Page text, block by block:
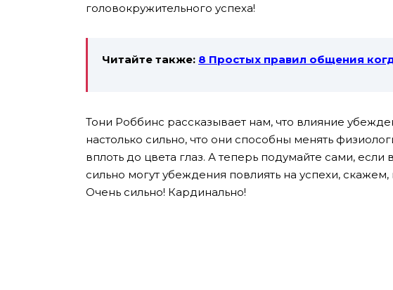
головокружительного успеха!
Читайте также: 8 Простых правил общения
Тони Роббинс рассказывает нам, что влияние
настолько сильно, что они способны менять
вплоть до цвета глаз. А теперь подумайте сами,
сильно могут убеждения повлиять на успехи,
Очень сильно! Кардинально!